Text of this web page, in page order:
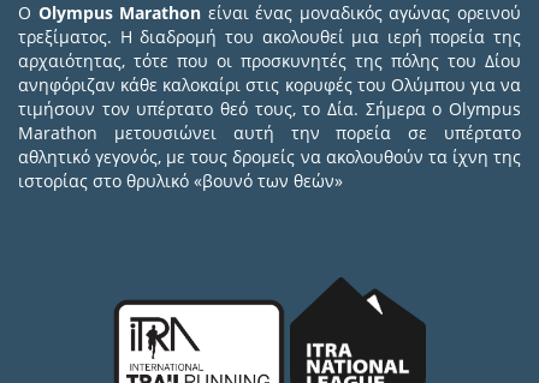
Ο Olympus Marathon είναι ένας μοναδικός αγώνας ορεινού
τρεξίματος. Η διαδρομή του ακολουθεί μια ιερή πορεία της
αρχαιότητας, τότε που οι προσκυνητές της πόλης του Δίου
ανηφόριζαν κάθε καλοκαίρι στις κορυφές του Ολύμπου για να
τιμήσουν τον υπέρτατο θεό τους, το Δία. Σήμερα ο Olympus
Marathon μετουσιώνει αυτή την πορεία σε υπέρτατο
αθλητικό γεγονός, με τους δρομείς να ακολουθούν τα ίχνη της
ιστορίας στο θρυλικό «βουνό των θεών»